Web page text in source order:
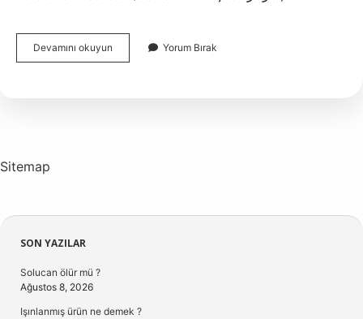
Devamını okuyun
Türkiyede
Yorum Bırak
Sitemap
Sidebar
SON YAZILAR
Solucan ölür mü ?
Ağustos 8, 2026
Işınlanmış ürün ne demek ?